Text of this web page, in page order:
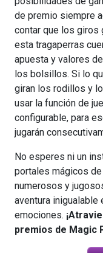
de premio siempre
contar que los giros
esta tragaperras
apuesta y valores
los bolsillos. Si lo
giran los rodillos y
usar la función de
configurable, para
jugarán
No esperes ni un
portales mágicos de
numerosos y
aventura inigualable
emociones.
premios de Magic